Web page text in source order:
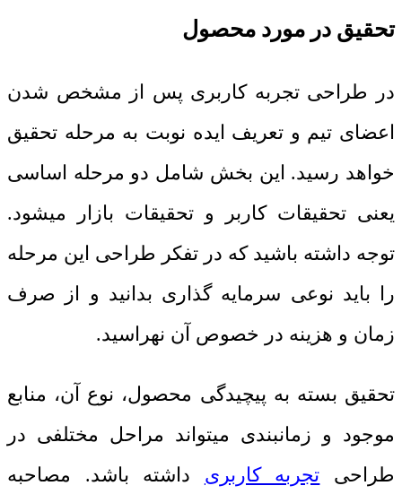
تحقیق در مورد محصول
در طراحی تجربه کاربری پس از مشخص شدن
اعضای تیم و تعریف ایده نوبت به مرحله تحقیق
خواهد رسید. این بخش شامل دو مرحله اساسی
یعنی تحقیقات کاربر و تحقیقات بازار میشود.
توجه داشته باشید که در تفکر طراحی این مرحله
را باید نوعی سرمایه گذاری بدانید و از صرف
زمان و هزینه در خصوص آن نهراسید.
تحقیق بسته به پیچیدگی محصول، نوع آن، منابع
موجود و زمانبندی میتواند مراحل مختلفی در
طراحی تجربه کاربری داشته باشد. مصاحبه